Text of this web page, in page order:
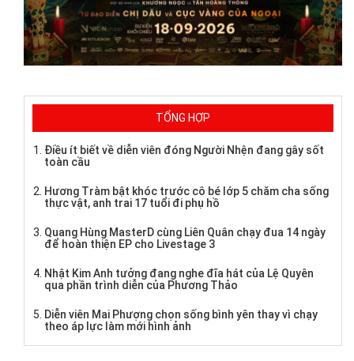
TỔNG HỢP
Điều ít biết về diễn viên đóng Người Nhện đang gây sốt
toàn cầu
Hương Tràm bật khóc trước cô bé lớp 5 chăm cha sống
thực vật, anh trai 17 tuổi đi phụ hồ
Quang Hùng MasterD cùng Liên Quân chạy đua 14 ngày
để hoàn thiện EP cho Livestage 3
Nhật Kim Anh tưởng đang nghe đĩa hát của Lệ Quyên
qua phần trình diễn của Phương Thảo
Diễn viên Mai Phượng chọn sống bình yên thay vì chạy
theo áp lực làm mới hình ảnh